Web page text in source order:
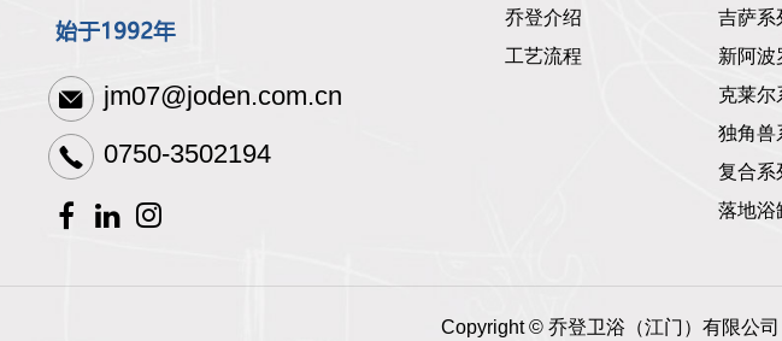
jm07@joden.com.cn
0750-3502194
乔登介绍
工艺流程
吉萨系
新阿波
克莱尔
独角兽
复合系
落地浴
Copyright © 乔登卫浴（江门）有限公